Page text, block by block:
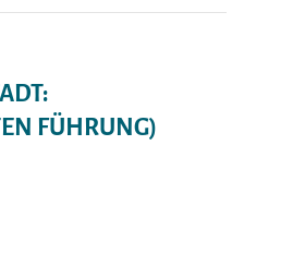
FÜHRUNG)